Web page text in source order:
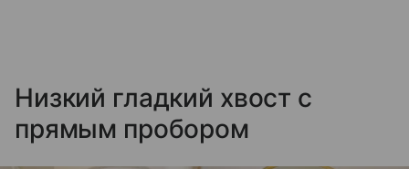
Низкий гладкий хвост с
прямым пробором